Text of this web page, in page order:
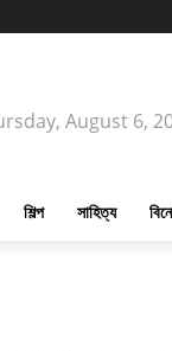
August 6,
শিল্প সাহিত্য